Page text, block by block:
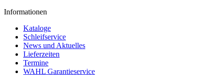
Informationen
Kataloge
Schleifservice
News und Aktuelles
Lieferzeiten
Termine
WAHL Garantieservice